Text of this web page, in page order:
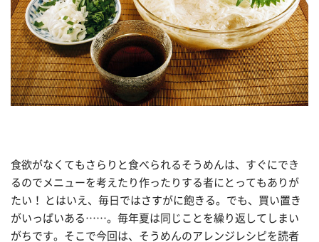
食欲がなくてもさらりと食べられるそうめんは、すぐにでき
るのでメニューを考えたり作ったりする者にとってもありが
たい！ とはいえ、毎日ではさすがに飽きる。でも、買い置き
がいっぱいある……。毎年夏は同じことを繰り返してしまい
がちです。そこで今回は、そうめんのアレンジレシピを読者